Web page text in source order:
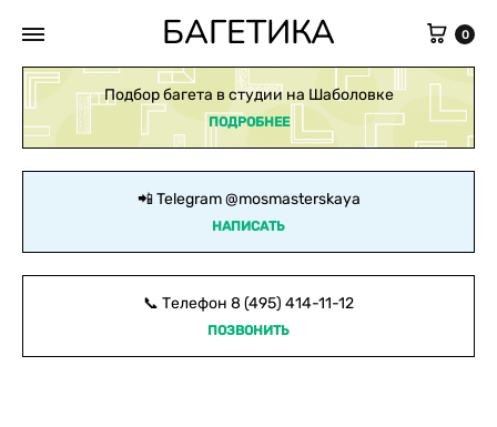
БАГЕТИКА 0
Подбор багета в студии на Шаболовке
ПОДРОБНЕЕ
📲 Telegram@mosmasterskaya
НАПИСАТЬ
📞 Телефон 8 (495) 414-11-12
ПОЗВОНИТЬ